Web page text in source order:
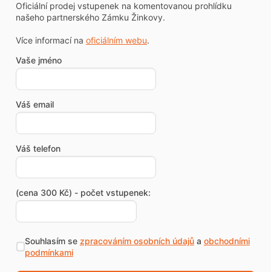
Oficiální prodej vstupenek na komentovanou prohlídku
našeho partnerského Zámku Žinkovy.
Více informací na oficiálním webu.
Vaše jméno
Váš email
Váš telefon
(cena 300 Kč) - počet vstupenek:
Souhlasím se zpracováním osobních údajůa obchodními
podmínkami